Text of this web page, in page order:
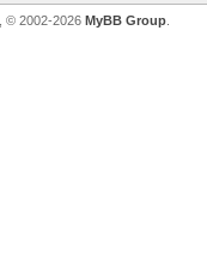
, © 2002-2026 MyBB Group